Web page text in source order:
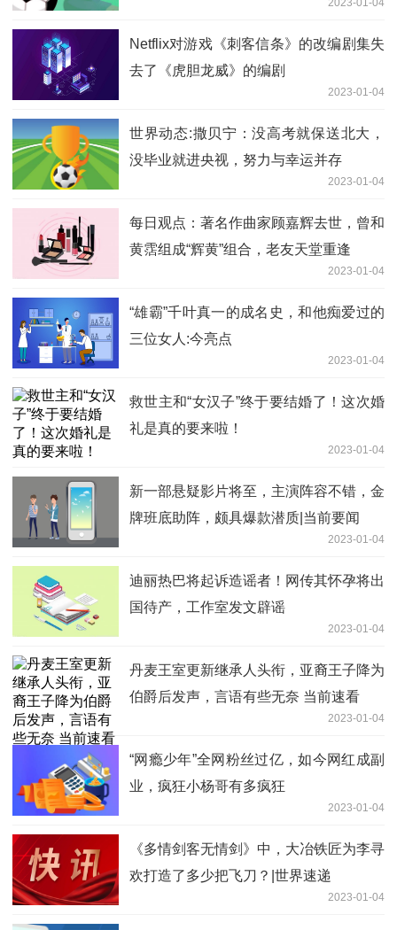
2023-01-04
Netflix对游戏《刺客信条》的改编剧集失
去了《虎胆龙威》的编剧
2023-01-04
世界动态:撒贝宁：没高考就保送北大，
没毕业就进央视，努力与幸运并存
2023-01-04
每日观点：著名作曲家顾嘉辉去世，曾和
黄霑组成“辉黄”组合，老友天堂重逢
2023-01-04
“雄霸”千叶真一的成名史，和他痴爱过的
三位女人:今亮点
2023-01-04
救世主和“女汉子”终于要结婚了！这次婚
礼是真的要来啦！
2023-01-04
新一部悬疑影片将至，主演阵容不错，金
牌班底助阵，颇具爆款潜质|当前要闻
2023-01-04
迪丽热巴将起诉造谣者！网传其怀孕将出
国待产，工作室发文辟谣
2023-01-04
丹麦王室更新继承人头衔，亚裔王子降为
伯爵后发声，言语有些无奈 当前速看
2023-01-04
“网瘾少年”全网粉丝过亿，如今网红成副
业，疯狂小杨哥有多疯狂
2023-01-04
《多情剑客无情剑》中，大冶铁匠为李寻
欢打造了多少把飞刀？|世界速递
2023-01-04